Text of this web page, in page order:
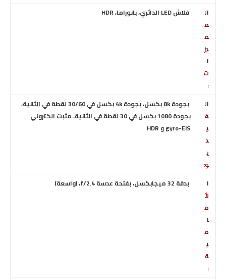
ال
م
م
يز
ا
ت
:
فلاش LED الدائري، بانوراما، HDR
ال
ف
ي
د
ي
و:
بجودة 8k بكسل ،
بجودة 4k بكسل في 30/60 لقطة في الثانية،
بجودة 1080 بكسل في 30 لقطة في الثانية، مثبت الكتروني
gyro-EISو HDR
ا
لأ
م
ا
م
ي
ة
:
بدقة 32 ميجابكسل ، بفتحة عدسة f/2.4 ،(واسعة)